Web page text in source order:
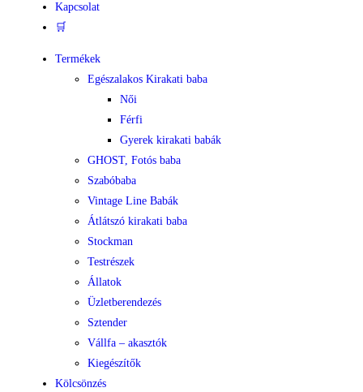
Kapcsolat
🛒
Termékek
Egészalakos Kirakati baba
Női
Férfi
Gyerek kirakati babák
GHOST, Fotós baba
Szabóbaba
Vintage Line Babák
Átlátszó kirakati baba
Stockman
Testrészek
Állatok
Üzletberendezés
Sztender
Vállfa – akasztók
Kiegészítők
Kölcsönzés